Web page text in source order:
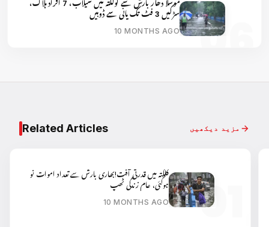
موسلا دھار بارش سے کولکتہ میں سیلاب، 7 افراد ہلاک،
سڑکیں 3 فٹ تک پانی سے ڈوبیں
10 MONTHS AGO
Related Articles مزید دیکھیں
کلکتہ میں قدرتی آفت!بھاری بارش سے تعداد اموات نو
ہوگئی، عام زندگی ٹھپ
10 MONTHS AGO